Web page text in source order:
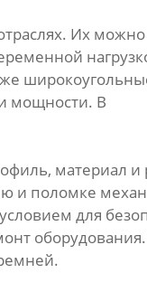
Их можно
мощности. В
материал и
и поломке
для
оборудования.